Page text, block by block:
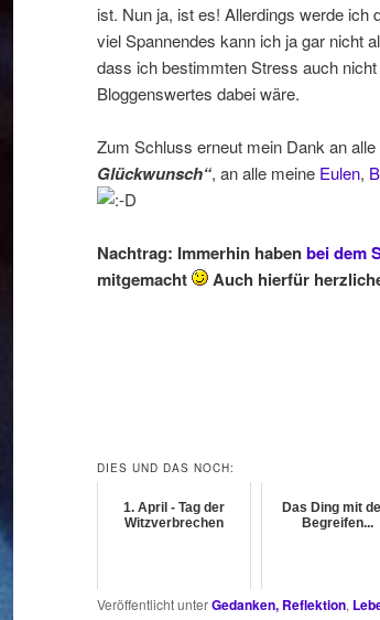
ist. Nun ja, ist es! Allerdings werde ich
viel Spannendes kann ich ja gar nicht
dass ich bestimmten Stress auch
Bloggenswertes dabei wäre.
Zum Schluss erneut mein Dank an
Glückwunsch“, an alle meine Eulen,
Nachtrag: Immerhin habenbei dem
mitgemacht
Auch hierfür
DIES UND DAS NOCH:
1. April - Tag der
Witzverbrechen
Das Ding mit
Begreifen...
Veröffentlicht unterGedanken, Reflektion,